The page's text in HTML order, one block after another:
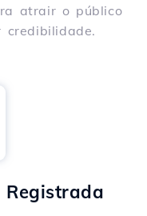
atrair o público
credibilidade.
Registrada